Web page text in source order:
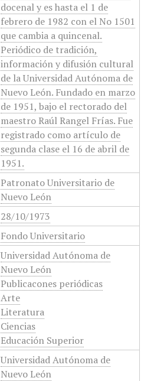
docenal y es hasta el 1 de
febrero de 1982 con el No 1501
que cambia a quincenal.
Periódico de tradición,
información y difusión cultural
de la Universidad Autónoma de
Nuevo León. Fundado en marzo
de 1951, bajo el rectorado del
maestro Raúl Rangel Frías. Fue
registrado como artículo de
segunda clase el 16 de abril de
1951.
Patronato Universitario de
Nuevo León
28/10/1973
Fondo Universitario
Universidad Autónoma de
Nuevo León
Publicacones periódicas
Arte
Literatura
Ciencias
Educación Superior
Universidad Autónoma de
Nuevo León